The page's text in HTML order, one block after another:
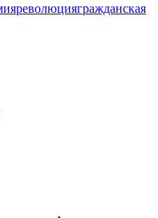
революциягражданская